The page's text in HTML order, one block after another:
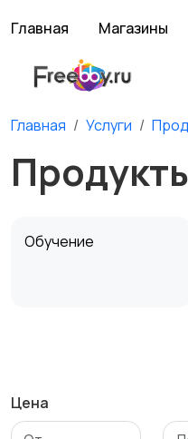
Главная Магазины
Главная Услуги
Обучение
Цена